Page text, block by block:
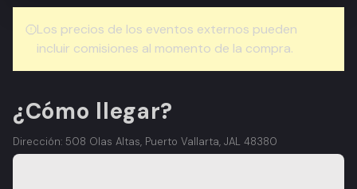
Los precios de los eventos externos pueden
incluir comisiones al momento de la compra.
¿Cómo llegar?
Dirección: 508 Olas Altas, Puerto Vallarta, JAL 48380